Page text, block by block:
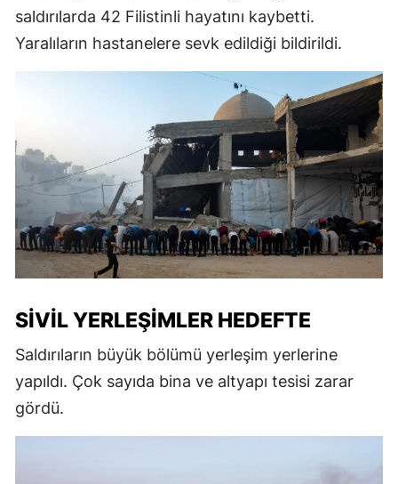
saldırılarda 42 Filistinli hayatını kaybetti.
Yaralıların hastanelere sevk edildiği bildirildi.
SIVIL YERLEŞIMLER HEDEFTE
Saldırıların büyük bölümü yerleşim yerlerine
yapıldı. Çok sayıda bina ve altyapı tesisi zarar
gördü.